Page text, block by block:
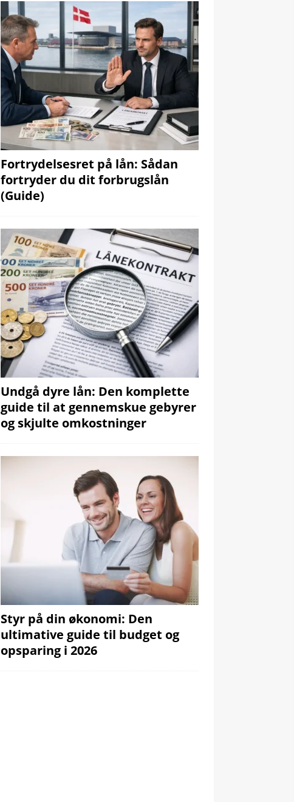
Fortrydelsesret på lån: Sådan
fortryder du dit forbrugslån
(Guide)
Undgå dyre lån: Den komplette
guide til at gennemskue gebyrer
og skjulte omkostninger
Styr på din økonomi: Den
ultimative guide til budget og
opsparing i 2026